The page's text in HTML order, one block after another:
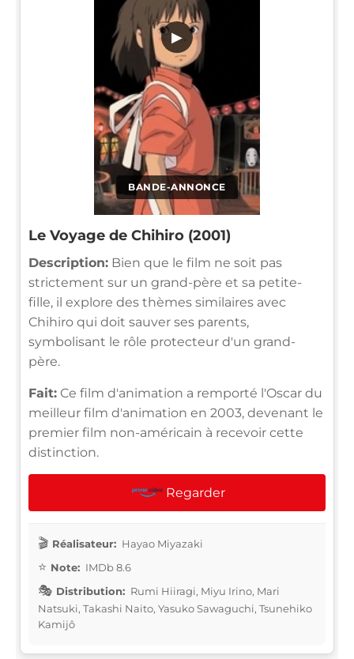
BANDE-ANNONCE
▶
Le Voyage de Chihiro (2001)
Description: Bien que le film ne soit pas
strictement sur un grand-père et sa petite-
fille, il explore des thèmes similaires avec
Chihiro qui doit sauver ses parents,
symbolisant le rôle protecteur d'un grand-
père.
Fait: Ce film d'animation a remporté l'Oscar du
meilleur film d'animation en 2003, devenant le
premier film non-américain à recevoir cette
distinction.
Regarder
Réalisateur: Hayao Miyazaki
Note: IMDb 8.6
Distribution: Rumi Hiiragi, Miyu Irino, Mari
Natsuki, Takashi Naito, Yasuko Sawaguchi, Tsunehiko
Kamijô